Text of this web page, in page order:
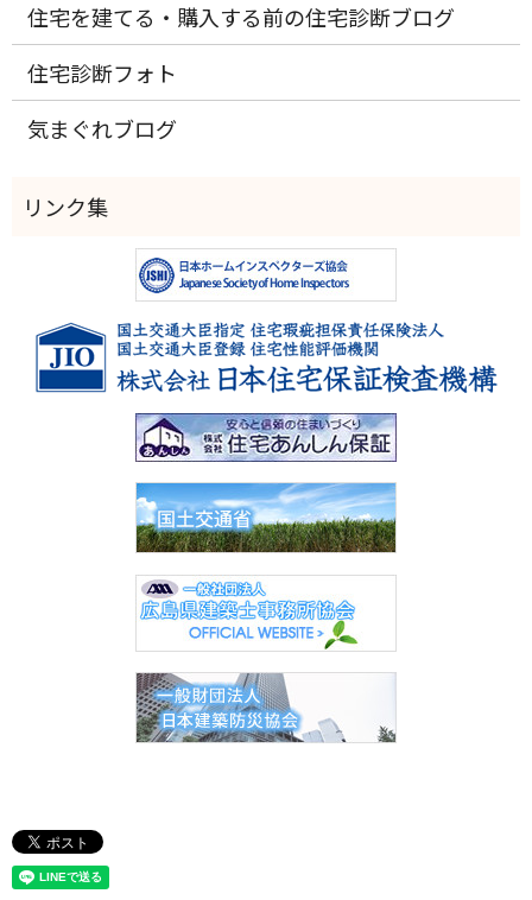
住宅を建てる・購入する前の住宅診断ブログ
住宅診断フォト
気まぐれブログ